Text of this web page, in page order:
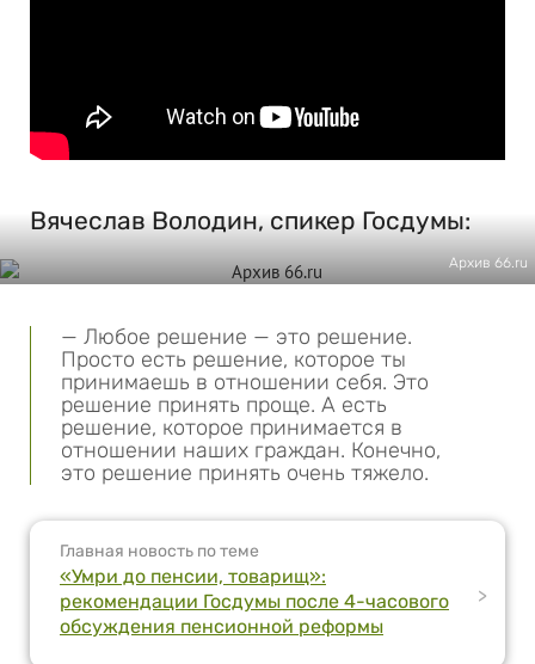
Вячеслав Володин, спикер Госдумы:
Архив 66.ru
— Любое решение — это решение.
Просто есть решение, которое ты
принимаешь в отношении себя. Это
решение принять проще. А есть
решение, которое принимается в
отношении наших граждан. Конечно,
это решение принять очень тяжело.
Главная новость по теме
«Умри до пенсии, товарищ»:
рекомендации Госдумы после 4-часового
обсуждения пенсионной реформы
>